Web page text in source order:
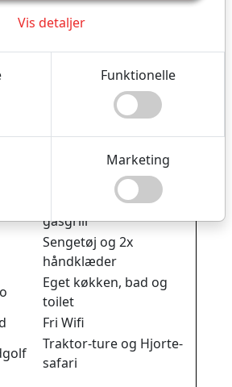
Vis detaljer
Funktionelle
Marketing
får du og din familie en hel
på vores store gård midt i
Fri afbenyttelse af
gasgrill
Sengetøj og 2x
håndklæder
Eget køkken, bad og
toilet
Fri Wifi
Traktor-ture og Hjorte-
safari